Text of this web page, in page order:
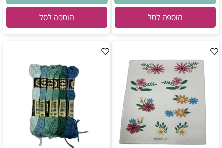
הוספה לסל הוספה לסל